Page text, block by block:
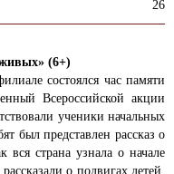
26
(6+)
состоялся час памяти
Всероссийской акции
ученики начальных
был представлен рассказ о
вся страна узнала о начале
о подвигах детей,